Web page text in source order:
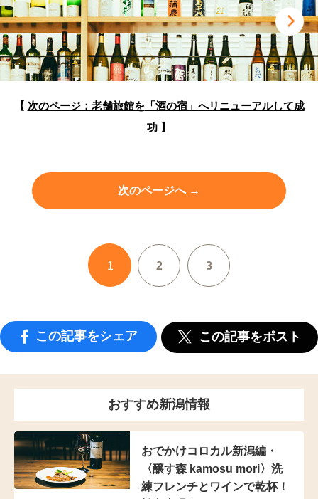
【 次のページ：老舗旅館を「酒の宿」へリニューアルして成
功 】
次のページへ →
1 2 3
この記事をシェア この記事をポスト
おすすめ新潟情報
おでかけコロカル新潟編・
〈醸す森 kamosu mori〉洗
練フレンチとワインで乾杯！